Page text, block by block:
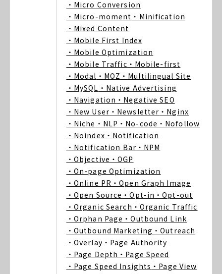
・Micro Conversion
・Micro-moment ・Minification
・Mixed Content
・Mobile First Index
・Mobile Optimization
・Mobile Traffic ・Mobile-first
・Modal ・MOZ ・Multilingual Site
・MySQL ・Native Advertising
・Navigation ・Negative SEO
・New User ・Newsletter ・Nginx
・Niche ・NLP ・No-code ・Nofollow
・Noindex ・Notification
・Notification Bar ・NPM
・Objective ・OGP
・On-page Optimization
・Online PR ・Open Graph Image
・Open Source ・Opt-in ・Opt-out
・Organic Search ・Organic Traffic
・Orphan Page ・Outbound Link
・Outbound Marketing ・Outreach
・Overlay ・Page Authority
・Page Depth ・Page Speed
・Page Speed Insights ・Page View